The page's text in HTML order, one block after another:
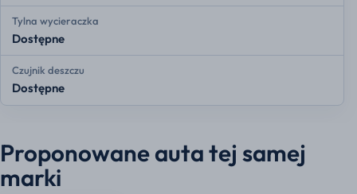
Tylna wycieraczka
Dostępne
Czujnik deszczu
Dostępne
Proponowane auta tej samej
marki